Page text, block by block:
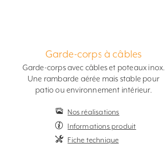
Garde-corps à câbles
Garde-corps avec câbles et poteaux inox.
Une rambarde aérée mais stable pour
patio ou environnement intérieur.
Nos réalisations
Informations produit
Fiche technique